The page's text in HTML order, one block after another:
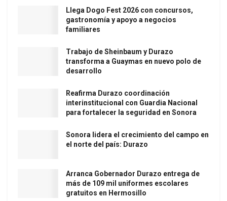
Llega Dogo Fest 2026 con concursos,
gastronomía y apoyo a negocios
familiares
Trabajo de Sheinbaum y Durazo
transforma a Guaymas en nuevo polo de
desarrollo
Reafirma Durazo coordinación
interinstitucional con Guardia Nacional
para fortalecer la seguridad en Sonora
Sonora lidera el crecimiento del campo en
el norte del país: Durazo
Arranca Gobernador Durazo entrega de
más de 109 mil uniformes escolares
gratuitos en Hermosillo